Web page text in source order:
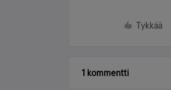
Tykkää
1 kommentti